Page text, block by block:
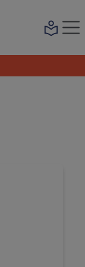
local_library